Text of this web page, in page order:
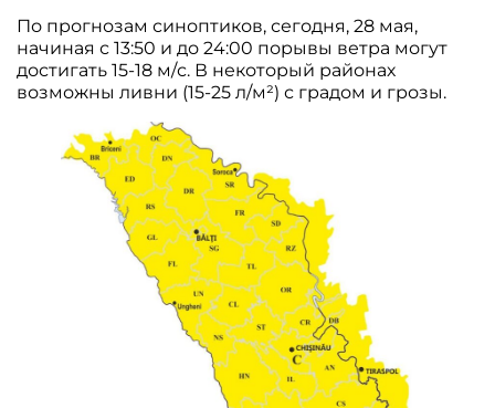
По прогнозам синоптиков, сегодня, 28 мая,
начиная с 13:50 и до 24:00 порывы ветра могут
достигать 15-18 м/с. В некоторый районах
возможны ливни (15-25 л/м²) с градом и грозы.